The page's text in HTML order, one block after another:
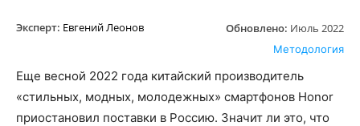
Эксперт: Евгений Леонов Обновлено: Июль 2022
Методология
Еще весной 2022 года китайский производитель
«стильных, модных, молодежных» смартфонов Honor
приостановил поставки в Россию. Значит ли это, что